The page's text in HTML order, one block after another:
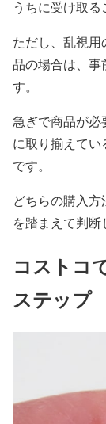
うちに受け取る
ただし、乱視
品の場合は、事
す。
急ぎで商品が
に取り揃えて
です。
どちらの購入
を踏まえて判断
コストコ
ステップ